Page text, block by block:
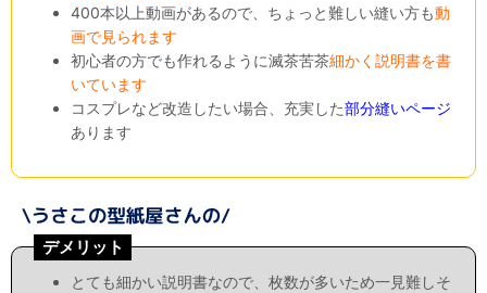
400本以上動画があるので、ちょっと難しい縫い方も動
画で見られます
初心者の方でも作れるように滅茶苦茶細かく説明書を書
いています
コスプレなど改造したい場合、充実した部分縫いページ
あります
デメリット
とても細かい説明書なので、枚数が多いため一見難しそ